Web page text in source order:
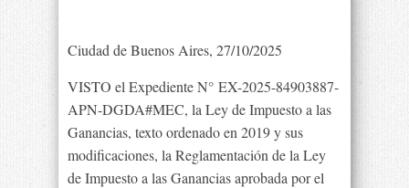
Ciudad de Buenos Aires, 27/10/2025
VISTO el Expediente N° EX-2025-84903887-
APN-DGDA#MEC, la Ley de Impuesto a las
Ganancias, texto ordenado en 2019 y sus
modificaciones, la Reglamentación de la Ley
de Impuesto a las Ganancias aprobada por el